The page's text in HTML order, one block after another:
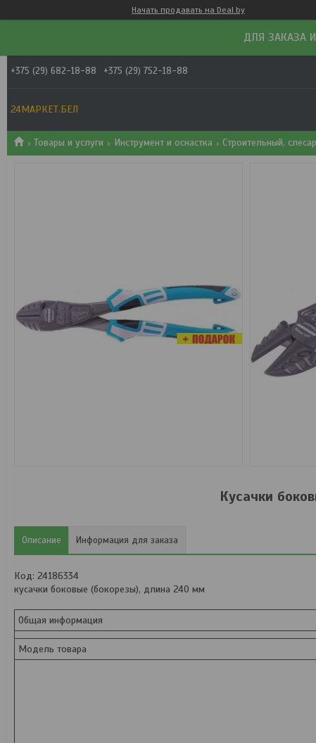
Начать продавать на Deal.by
ДЛЯ ЗАКАЗА
+375 (29) 682-18-88 +375 (29) 752-18-88
24МАРКЕТ.БЕЛ
Товары и услуги Инструмент и оснастка Строительный,
Кусачки
Описание Информация для заказа
Код: 24186334
кусачки боковые (бокорезы), длина 240 мм
Общая информация
Модель товара